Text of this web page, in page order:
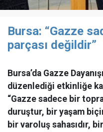
Bursa: “Gazze
parçası değildir”
Bursa’da Gazze
düzenlediği etkinliğe
“Gazze sadece bir
duruştur, bir yaşam
bir varoluş sahasıdır,